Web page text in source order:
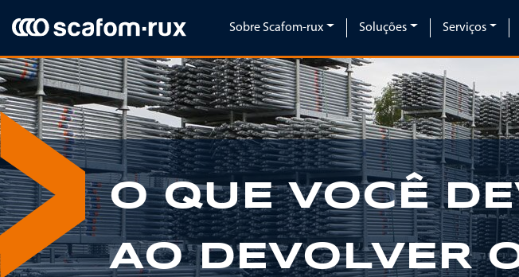
Pular navegação
Sobre Scafom-rux Soluções Serviços
Previous
O QUE VOCÊ
AO DEVOLVER